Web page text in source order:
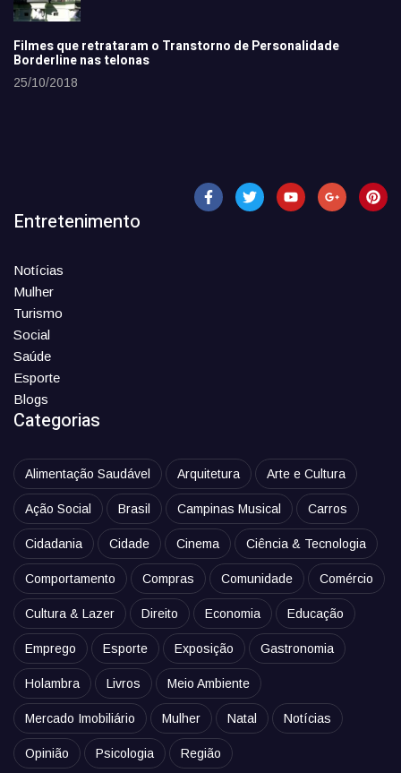
Filmes que retrataram o Transtorno de Personalidade
Borderline nas telonas
25/10/2018
Entretenimento
Notícias
Mulher
Turismo
Social
Saúde
Esporte
Blogs
Categorias
Alimentação Saudável Arquitetura Arte e Cultura
Ação Social Brasil Campinas Musical Carros
Cidadania Cidade Cinema Ciência & Tecnologia
Comportamento Compras Comunidade Comércio
Cultura & Lazer Direito Economia Educação
Emprego Esporte Exposição Gastronomia
Holambra Livros Meio Ambiente
Mercado Imobiliário Mulher Natal Notícias
Opinião Psicologia Região